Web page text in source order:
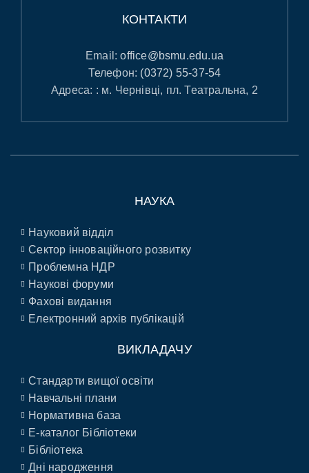
КОНТАКТИ
Email:office@bsmu.edu.ua
Телефон: (0372) 55-37-54
Адреса: : м. Чернівці, пл. Театральна, 2
НАУКА
Науковий відділ
Сектор інноваційного розвитку
Проблемна НДР
Наукові форуми
Фахові видання
Електронний архів публікацій
ВИКЛАДАЧУ
Стандарти вищої освіти
Навчальні плани
Нормативна база
E-каталог Бібліотеки
Бібліотека
Дні народження